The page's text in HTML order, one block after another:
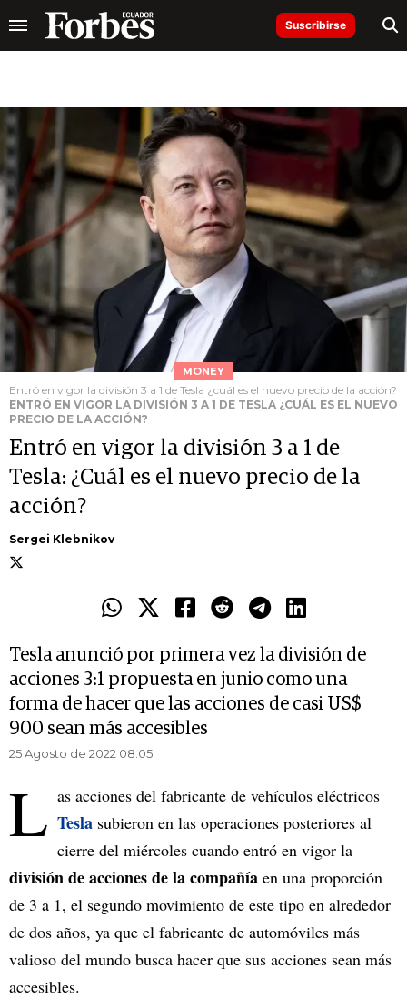
Suscribirse
MONEY
Entró en vigor la división 3 a 1 de Tesla ¿cuál es el nuevo precio de la acción?
ENTRÓ EN VIGOR LA DIVISIÓN 3 A 1 DE TESLA ¿CUÁL ES EL NUEVO
PRECIO DE LA ACCIÓN?
Entró en vigor la división 3 a 1 de
Tesla: ¿Cuál es el nuevo precio de la
acción?
Sergei Klebnikov
Tesla anunció por primera vez la división de
acciones 3:1 propuesta en junio como una
forma de hacer que las acciones de casi US$
900 sean más accesibles
25 Agosto de 2022 08.05
L as acciones del fabricante de vehículos eléctricos
Tesla subieron en las operaciones posteriores al
cierre del miércoles cuando entró en vigor la
división de acciones de la compañía en una proporción
de 3 a 1, el segundo movimiento de este tipo en alrededor
de dos años, ya que el fabricante de automóviles más
valioso del mundo busca hacer que sus acciones sean más
accesibles.